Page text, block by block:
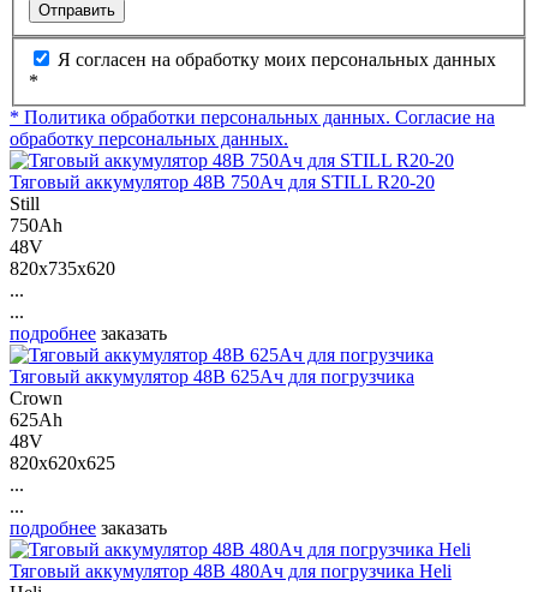
Отправить
Я согласен на обработку моих персональных данных
*
* Политика обработки персональных данных. Согласие на
обработку персональных данных.
Тяговый аккумулятор 48В 750Ач для STILL R20-20
Still
750Ah
48V
820x735x620
...
...
подробнее заказать
Тяговый аккумулятор 48В 625Ач для погрузчика
Crown
625Ah
48V
820x620x625
...
...
подробнее заказать
Тяговый аккумулятор 48В 480Ач для погрузчика Heli